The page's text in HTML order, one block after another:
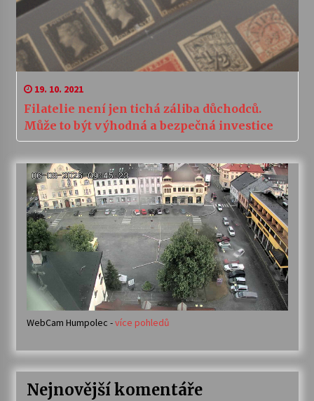
19. 10. 2021
Filatelie není jen tichá záliba důchodců.
Může to být výhodná a bezpečná investice
WebCam Humpolec -více pohledů
Nejnovější komentáře